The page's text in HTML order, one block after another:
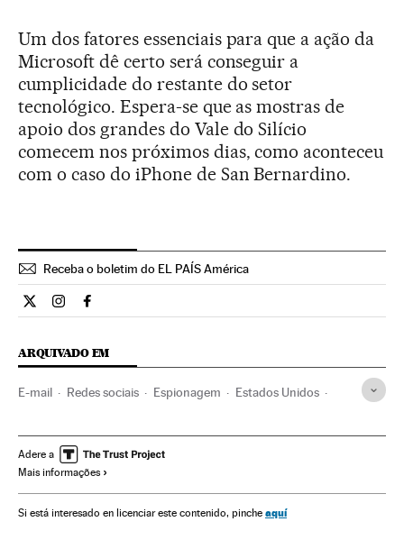
Um dos fatores essenciais para que a ação da
Microsoft dê certo será conseguir a
cumplicidade do restante do setor
tecnológico. Espera-se que as mostras de
apoio dos grandes do Vale do Silício
comecem nos próximos dias, como aconteceu
com o caso do iPhone de San Bernardino.
Receba o boletim do EL PAÍS América
Internacional El País Brasil en Twitter
Internacional El País Brasil en Instagram
Internacional El País Brasil en Facebook
ARQUIVADO EM
E-mail Redes sociais Espionagem Estados Unidos
América Economia Telecomunicações
Comunicações
Adere a
Mais informações
Si está interesado en licenciar este contenido, pinche aquí